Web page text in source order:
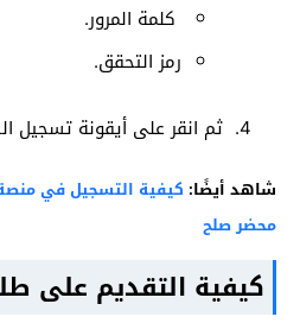
كلمة المرور.
رمز التحقق.
ثم انقر على أيقونة تسجيل
شاهد أيضًا: كيفية التسجيل في
محضر صلح
كيفية التقديم على